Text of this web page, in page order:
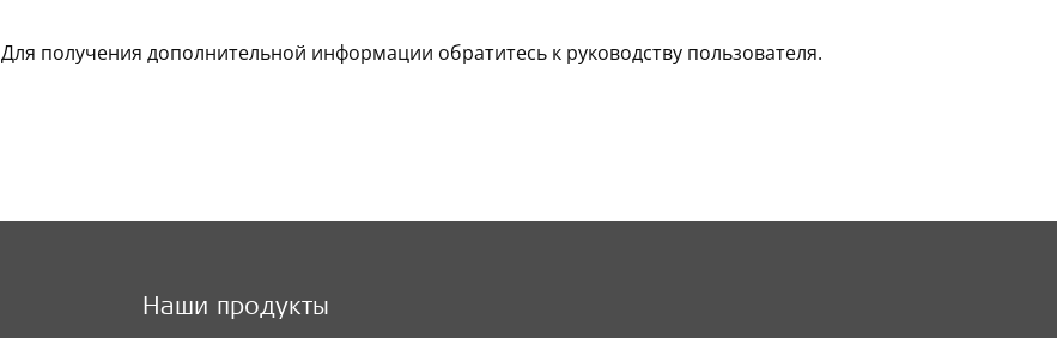
Для получения дополнительной информации обратитесь к руководству пользователя.
Наши продукты